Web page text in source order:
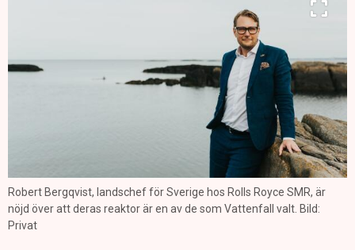
Robert Bergqvist, landschef för Sverige hos Rolls Royce SMR, är
nöjd över att deras reaktor är en av de som Vattenfall valt. Bild:
Privat